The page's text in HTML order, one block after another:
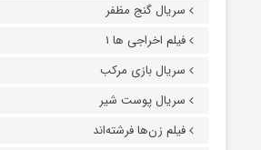
سریال گنج مظفر
فیلم اخراجی ها ۱
سریال بازی مرکب
سریال پوست شیر
فیلم زن‌ها فرشته‌اند